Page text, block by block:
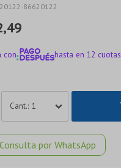
86620122
con hasta en 12 cuotas
1
Consulta por WhatsApp